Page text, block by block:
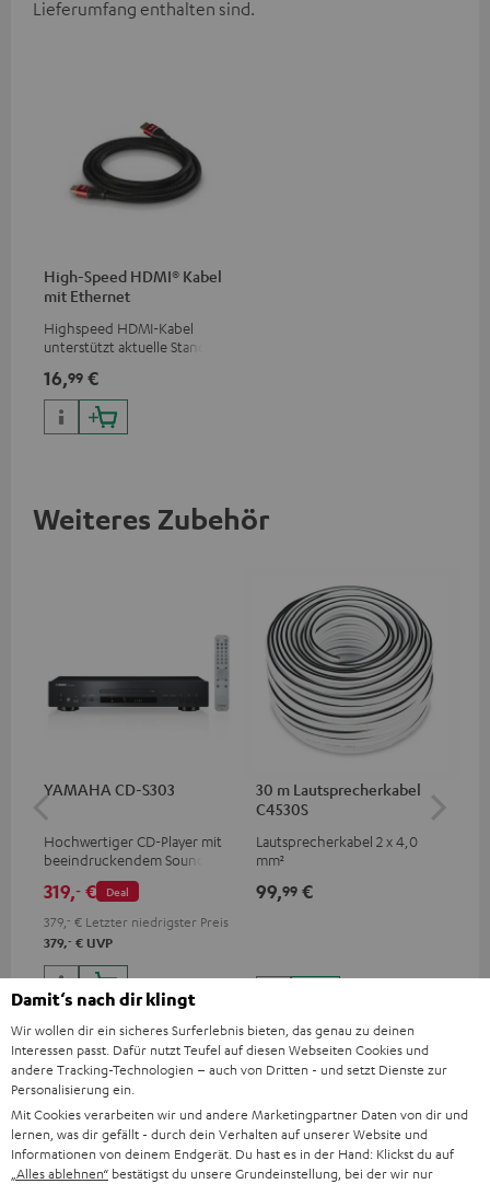
Lieferumfang enthalten sind.
High-Speed HDMI® Kabel
mit Ethernet
Highspeed HDMI-Kabel
unterstützt aktuelle Standards
16,99 €
Weiteres Zubehör
YAMAHA CD-S303
Hochwertiger CD-Player mit
beeindruckendem Sound und
wertiger Verarbeitung
Deal
319,‐ €
379,‐ € Letzter niedrigster Preis
379,‐ € UVP
30 m Lautsprecherkabel
C4530S
Lautsprecherkabel 2 x 4,0
mm²
99,99 €
Lieferumfang
DEFINION 3 Surround + Denon X3800H "5.1-Set"
Damit‘s nach dir klingt
Wir wollen dir ein sicheres Surferlebnis bieten, das genau zu deinen
Interessen passt. Dafür nutzt Teufel auf diesen Webseiten Cookies und
andere Tracking-Technologien – auch von Dritten - und setzt Dienste zur
Personalisierung ein.
Mit Cookies verarbeiten wir und andere Marketingpartner Daten von dir und
lernen, was dir gefällt - durch dein Verhalten auf unserer Website und
Informationen von deinem Endgerät. Du hast es in der Hand: Klickst du auf
„Alles ablehnen“ bestätigst du unsere Grundeinstellung, bei der wir nur